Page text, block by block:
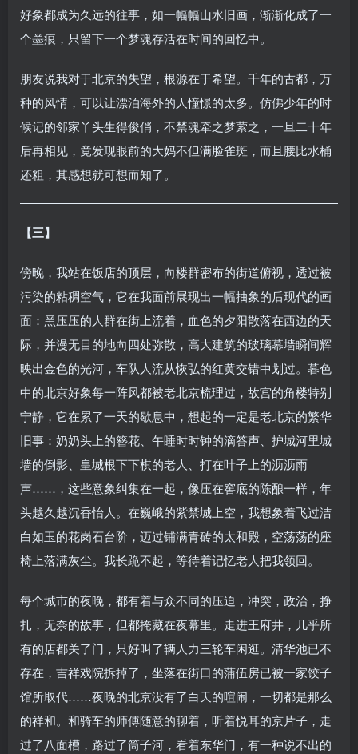
好象都成为久远的往事，如一幅幅山水旧画，渐渐化成了一
个墨痕，只留下一个梦魂存活在时间的回忆中。
朋友说我对于北京的失望，根源在于希望。千年的古都，万
种的风情，可以让漂泊海外的人憧憬的太多。仿佛少年的时
候记的邻家丫头生得俊俏，不禁魂牵之梦萦之，一旦二十年
后再相见，竟发现眼前的大妈不但满脸雀斑，而且腰比水桶
还粗，其感想就可想而知了。
【三】
傍晚，我站在饭店的顶层，向楼群密布的街道俯视，透过被
污染的粘稠空气，它在我面前展现出一幅抽象的后现代的画
面：黑压压的人群在街上流着，血色的夕阳散落在西边的天
际，并漫无目的地向四处弥散，高大建筑的玻璃幕墙瞬间辉
映出金色的光河，车队人流从恢弘的红黄交错中划过。暮色
中的北京好象每一阵风都被老北京梳理过，故宫的角楼特别
宁静，它在累了一天的歇息中，想起的一定是老北京的繁华
旧事：奶奶头上的簪花、午睡时时钟的滴答声、护城河里城
墙的倒影、皇城根下下棋的老人、打在叶子上的沥沥雨
声……，这些意象纠集在一起，像压在窖底的陈酿一样，年
头越久越沉香怡人。在巍峨的紫禁城上空，我想象着飞过洁
白如玉的花岗石台阶，迈过铺满青砖的太和殿，空荡荡的座
椅上落满灰尘。我长跪不起，等待着记忆老人把我领回。
每个城市的夜晚，都有着与众不同的压迫，冲突，政治，挣
扎，无奈的故事，但都掩藏在夜幕里。走进王府井，几乎所
有的店都关了门，只好叫了辆人力三轮车闲逛。清华池已不
存在，吉祥戏院拆掉了，坐落在街口的蒲伍房已被一家饺子
馆所取代……夜晚的北京没有了白天的喧闹，一切都是那么
的祥和。和骑车的师傅随意的聊着，听着悦耳的京片子，走
过了八面槽，路过了筒子河，看着东华门，有一种说不出的